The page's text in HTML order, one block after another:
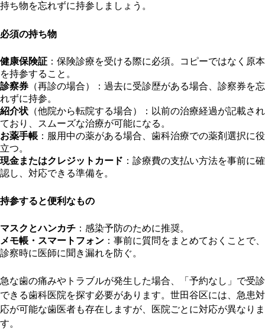
持ち物を忘れずに持参しましょう。
必須の持ち物
健康保険証 ：保険診療を受ける際に必須。コピーではなく原本
を持参すること。
診察券 （再診の場合）：過去に受診歴がある場合、診察券を忘
れずに持参。
紹介状 （他院から転院する場合）：以前の治療経過が記載され
ており、スムーズな治療が可能になる。
お薬手帳 ：服用中の薬がある場合、歯科治療での薬剤選択に役
立つ。
現金またはクレジットカード ：診療費の支払い方法を事前に確
認し、対応できる準備を。
持参すると便利なもの
マスクとハンカチ ：感染予防のために推奨。
メモ帳・スマートフォン ：事前に質問をまとめておくことで、
診察時に医師に聞き漏れを防ぐ。
急な歯の痛みやトラブルが発生した場合、「予約なし」で受診
できる歯科医院を探す必要があります。世田谷区には、急患対
応が可能な歯医者も存在しますが、医院ごとに対応が異なりま
す。